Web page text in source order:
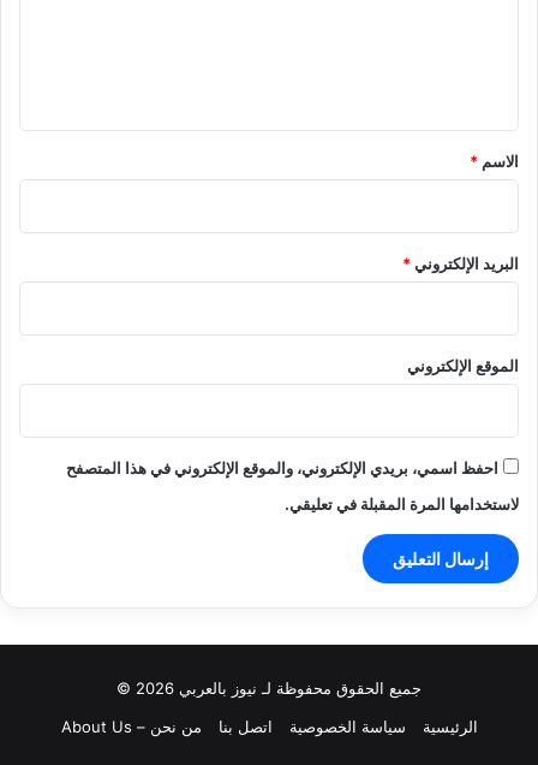
*
الاسم *
البريد الإلكتروني*
الموقع الإلكتروني
احفظ اسمي، بريدي الإلكتروني، والموقع الإلكتروني في هذا المتصفح
لاستخدامها المرة المقبلة في تعليقي.
جميع الحقوق محفوظة لـ نيوز بالعربي 2026 ©
الرئيسية
سياسة الخصوصية اتصل بنا من نحن – About Us